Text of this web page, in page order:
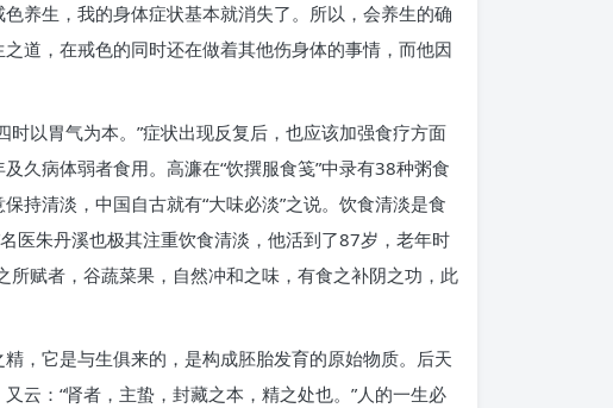
养生，我的身体症状基本就消失了。所以，会养生的确
道，在戒色的同时还在做着其他伤身体的事情，而他因
以胃气为本。”症状出现反复后，也应该加强食疗方面
久病体弱者食用。高濂在“饮撰服食笺”中录有38种粥食
持清淡，中国自古就有“大味必淡”之说。饮食清淡是食
医朱丹溪也极其注重饮食清淡，他活到了87岁，老年时
赋者，谷蔬菜果，自然冲和之味，有食之补阴之功，此
精，它是与生俱来的，是构成胚胎发育的原始物质。后天
云：“肾者，主蛰，封藏之本，精之处也。”人的一生必